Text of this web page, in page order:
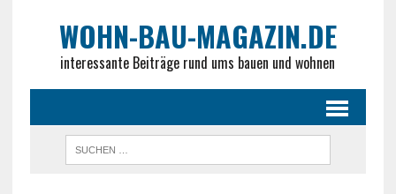
WOHN-BAU-MAGAZIN.DE
interessante Beiträge rund ums bauen und wohnen